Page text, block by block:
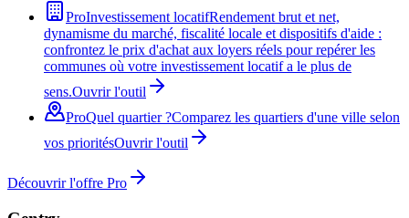
ProInvestissement locatifRendement brut et net,
dynamisme du marché, fiscalité locale et dispositifs d'aide :
confrontez le prix d'achat aux loyers réels pour repérer les
communes où votre investissement locatif a le plus de
sens.Ouvrir l'outil
ProQuel quartier ?Comparez les quartiers d'une ville selon
vos prioritésOuvrir l'outil
Découvrir l'offre Pro